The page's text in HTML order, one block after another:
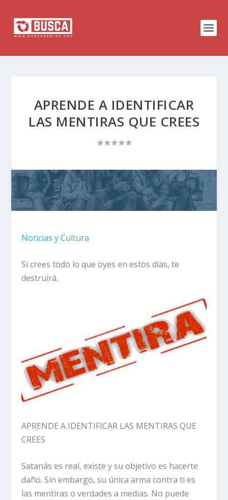
APRENDE A IDENTIFICAR
LAS MENTIRAS QUE CREES
Noticias y Cultura
Si crees todo lo que oyes en estos días, te
destruirá.
APRENDE A IDENTIFICAR LAS MENTIRAS QUE
CREES
Satanás es real, existe y su objetivo es hacerte
daño. Sin embargo, su única arma contra ti es
las mentiras o verdades a medias. No puede